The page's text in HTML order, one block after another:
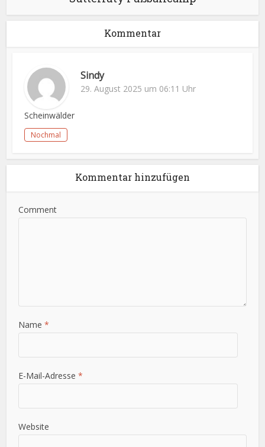
Kommentar
Sindy
29. August 2025 um 06:11 Uhr
Scheinwälder
Nochmal
Kommentar hinzufügen
Comment
Name*
E-Mail-Adresse*
Website